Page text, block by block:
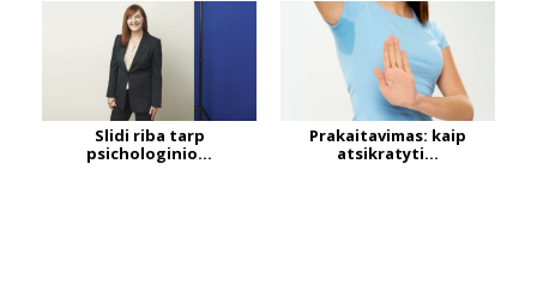
Slidi riba tarp
psichologinio...
Prakaitavimas: kaip
atsikratyti...